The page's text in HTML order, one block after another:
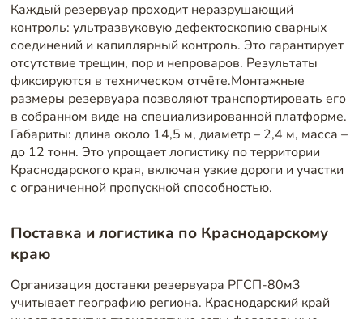
Каждый резервуар проходит неразрушающий
контроль: ультразвуковую дефектоскопию сварных
соединений и капиллярный контроль. Это гарантирует
отсутствие трещин, пор и непроваров. Результаты
фиксируются в техническом отчёте.Монтажные
размеры резервуара позволяют транспортировать его
в собранном виде на специализированной платформе.
Габариты: длина около 14,5 м, диаметр – 2,4 м, масса –
до 12 тонн. Это упрощает логистику по территории
Краснодарского края, включая узкие дороги и участки
с ограниченной пропускной способностью.
Поставка и логистика по Краснодарскому
краю
Организация доставки резервуара РГСП-80м3
учитывает географию региона. Краснодарский край